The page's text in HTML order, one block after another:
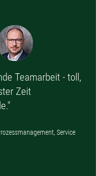
Teamarbeit - toll,
Zeit
Service